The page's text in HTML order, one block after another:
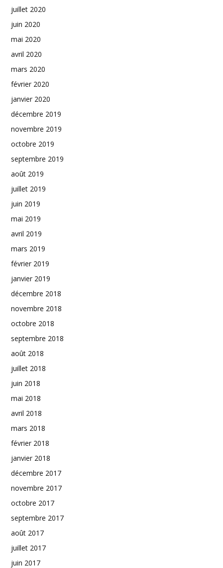
juillet 2020
juin 2020
mai 2020
avril 2020
mars 2020
février 2020
janvier 2020
décembre 2019
novembre 2019
octobre 2019
septembre 2019
août 2019
juillet 2019
juin 2019
mai 2019
avril 2019
mars 2019
février 2019
janvier 2019
décembre 2018
novembre 2018
octobre 2018
septembre 2018
août 2018
juillet 2018
juin 2018
mai 2018
avril 2018
mars 2018
février 2018
janvier 2018
décembre 2017
novembre 2017
octobre 2017
septembre 2017
août 2017
juillet 2017
juin 2017